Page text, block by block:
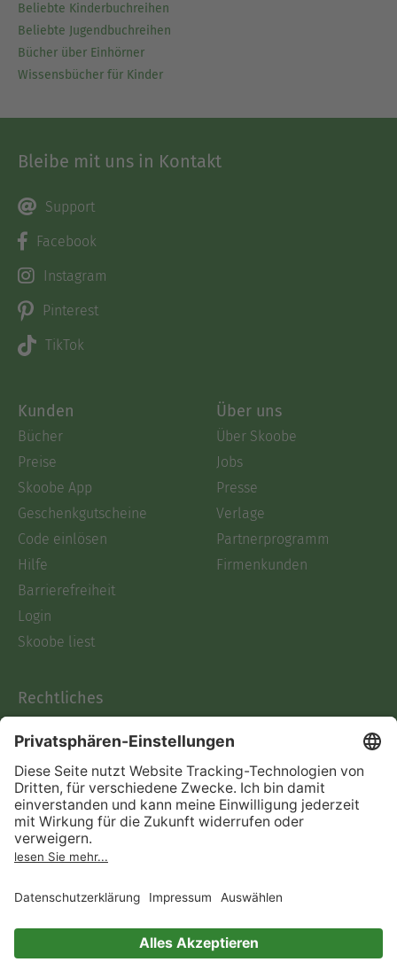
Beliebte Kinderbuchreihen
Beliebte Jugendbuchreihen
Bücher über Einhörner
Wissensbücher für Kinder
Bleibe mit uns in Kontakt
Support
Facebook
Instagram
Pinterest
TikTok
Kunden
Bücher
Preise
Skoobe App
Geschenkgutscheine
Code einlösen
Hilfe
Barrierefreiheit
Login
Skoobe liest
Über uns
Über Skoobe
Jobs
Presse
Verlage
Partnerprogramm
Firmenkunden
Rechtliches
AGB
Informationen nach Data
Act
Verträge hier kündigen
Impressum